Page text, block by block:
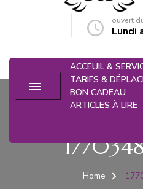
ouvert
Lundi
ACCEUIL &
TARIFS &
BON CADEAU
ARTICLES À LIRE
Home